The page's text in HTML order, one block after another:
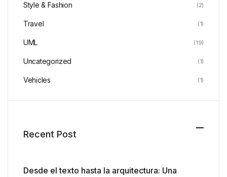
Style & Fashion (2)
Travel (1)
UML (19)
Uncategorized (1)
Vehicles (1)
Recent Post
Desde el texto hasta la arquitectura: Una